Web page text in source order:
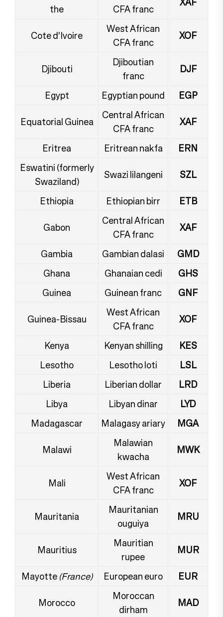
the
CFA franc
Cote d’Ivoire
West African
CFA franc
XOF
Djibouti
Djiboutian
franc
DJF
Egypt Egyptian pound EGP
Equatorial Guinea
Central African
CFA franc
XAF
Eritrea Eritrean nakfa
ERN
Eswatini (formerly
Swaziland)
Swazi lilangeni SZL
Ethiopia Ethiopian birr ETB
Gabon
Central African
CFA franc
XAF
Gambia Gambian dalasi
GMD
Ghana
Ghanaian cedi
GHS
Guinea
Guinean franc GNF
Guinea-Bissau
West African
CFA franc
XOF
Kenya Kenyan shilling
KES
Lesotho
Lesotho loti
LSL
Liberia
Liberian dollar
LRD
Libya
Libyan dinar
LYD
Madagascar
Malagasy ariary MGA
Malawi
Malawian
kwacha
MWK
Mali
West African
CFA franc
XOF
Mauritania
Mauritanian
ouguiya
MRU
Mauritius
Mauritian
rupee
MUR
Mayotte(France) European euro EUR
Morocco
Moroccan
dirham
MAD